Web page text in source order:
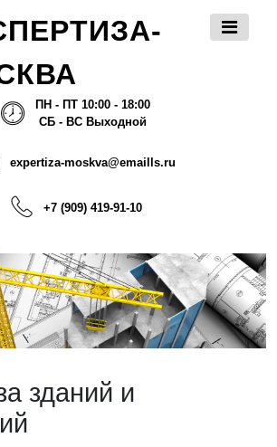
ПН - ПТ 10:00 - 18:00
СБ - ВС Выходной
expertiza-moskva@emaills.ru
+7 (909) 419-91-10
зданий и